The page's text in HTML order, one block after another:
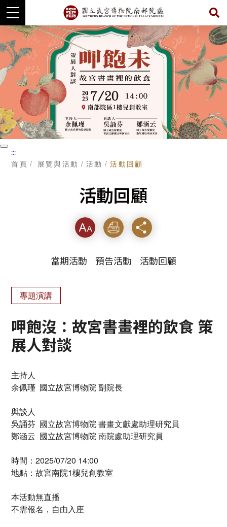
跳
主
要
容
暫
停
:::
首頁 展覽與活動 活動 活動回顧
活動回顧
字級 列印 分享
當期活動 預告活動 活動回顧
專題演講
呷飽沒：故宮書畫裡的飲食 策
展人對談
主持人
余佩瑾 國立故宮博物院 副院長
與談人
吳誦芬 國立故宮博物院 書畫文獻處助理研究員
鄭涵云 國立故宮博物院 南院處助理研究員
時間：2025/07/20 14:00
地點：故宮南院1樓兒創教室
本活動無直播
不需報名，自由入座